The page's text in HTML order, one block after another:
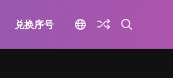
兑换序号